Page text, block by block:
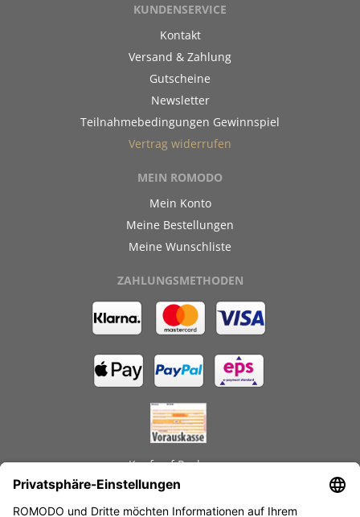
KUNDENSERVICE
Kontakt
Versand & Zahlung
Gutscheine
Newsletter
Teilnahmebedingungen Gewinnspiel
Vertrag widerrufen
MEIN ROMODO
Mein Konto
Meine Bestellungen
Meine Wunschliste
ZAHLUNGSMETHODEN
Kauf auf Rechnung